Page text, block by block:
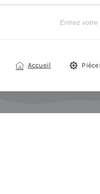
de
Accueil